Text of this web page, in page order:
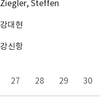
Ziegler, Steffen
강대현
강신항
27 28 29 30